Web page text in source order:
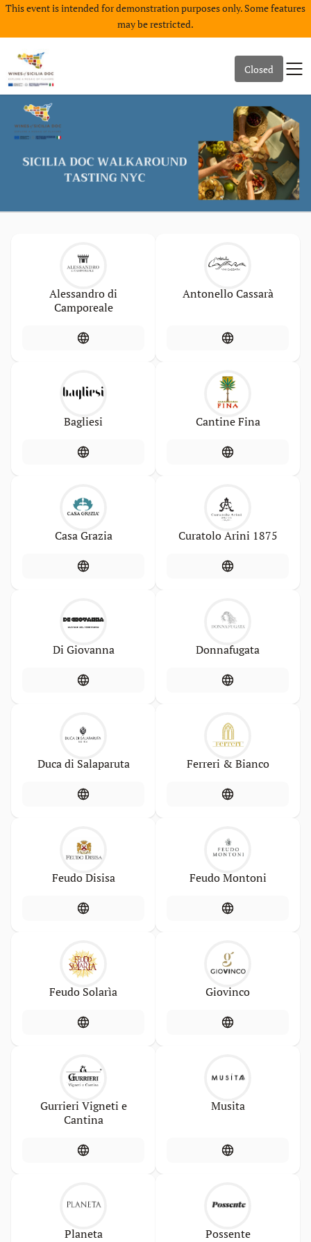
This event is intended for demonstration purposes only. Some features
may be restricted.
Closed
Alessandro di
Camporeale
Antonello Cassarà
Bagliesi Cantine Fina
Casa Grazia Curatolo Arini 1875
Di Giovanna Donnafugata
Duca di Salaparuta Ferreri & Bianco
Feudo Disisa Feudo Montoni
Feudo Solarìa Giovinco
Gurrieri Vigneti e
Cantina
Musita
Planeta Possente